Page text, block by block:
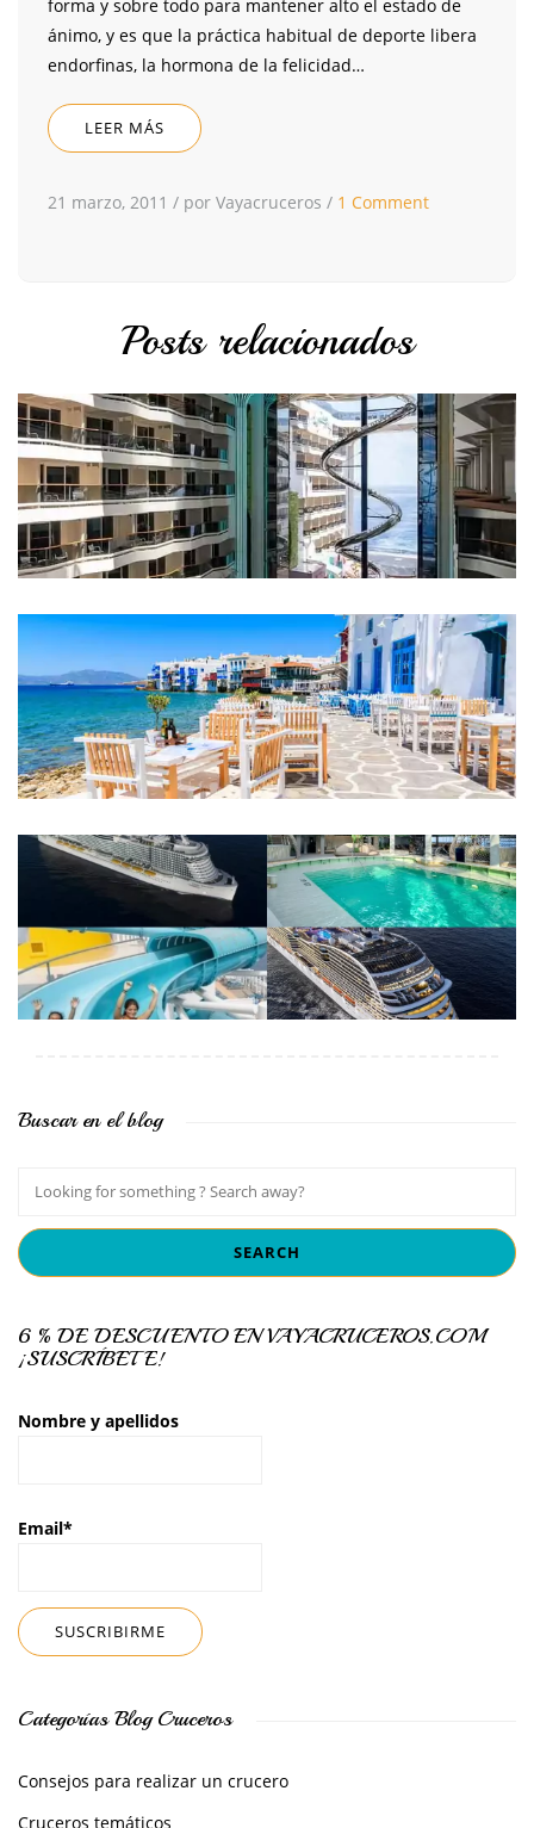
forma y sobre todo para mantener alto el estado de
ánimo, y es que la práctica habitual de deporte libera
endorfinas, la hormona de la felicidad…
LEER MÁS
21 marzo, 2011 / por Vayacruceros / 1 Comment
Posts relacionados
Buscar en el blog
6 % DE DESCUENTO EN VAYACRUCEROS.COM
¡SUSCRÍBETE!
Nombre y apellidos
Email*
Categorías Blog Cruceros
Consejos para realizar un crucero
Cruceros temáticos